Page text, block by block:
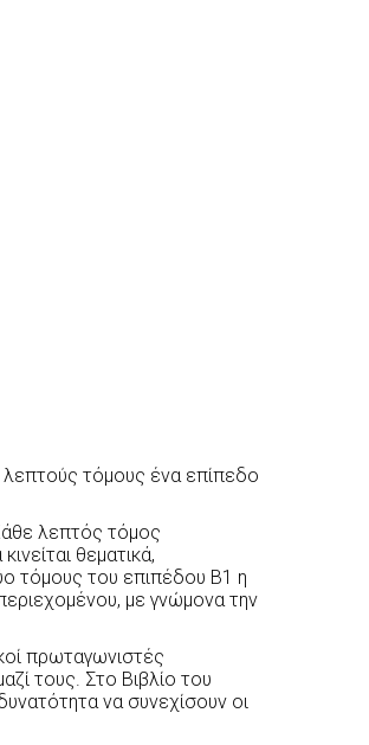
τόμους ένα επίπεδο
λεπτός τόμος
θεματικά,
τόμους του επιπέδου Β1 η
με γνώμονα την
πρωταγωνιστές
τους. Στο Βιβλίο του
να συνεχίσουν οι